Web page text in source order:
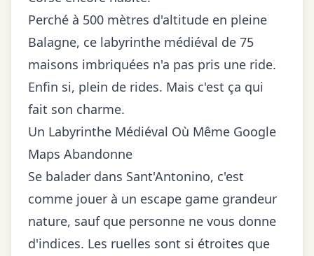
Perché à 500 mètres d'altitude en pleine
Balagne, ce labyrinthe médiéval de 75
maisons imbriquées n'a pas pris une ride.
Enfin si, plein de rides. Mais c'est ça qui
fait son charme.
Un Labyrinthe Médiéval Où Même Google
Maps Abandonne
Se balader dans Sant'Antonino, c'est
comme jouer à un escape game grandeur
nature, sauf que personne ne vous donne
d'indices. Les ruelles sont si étroites que